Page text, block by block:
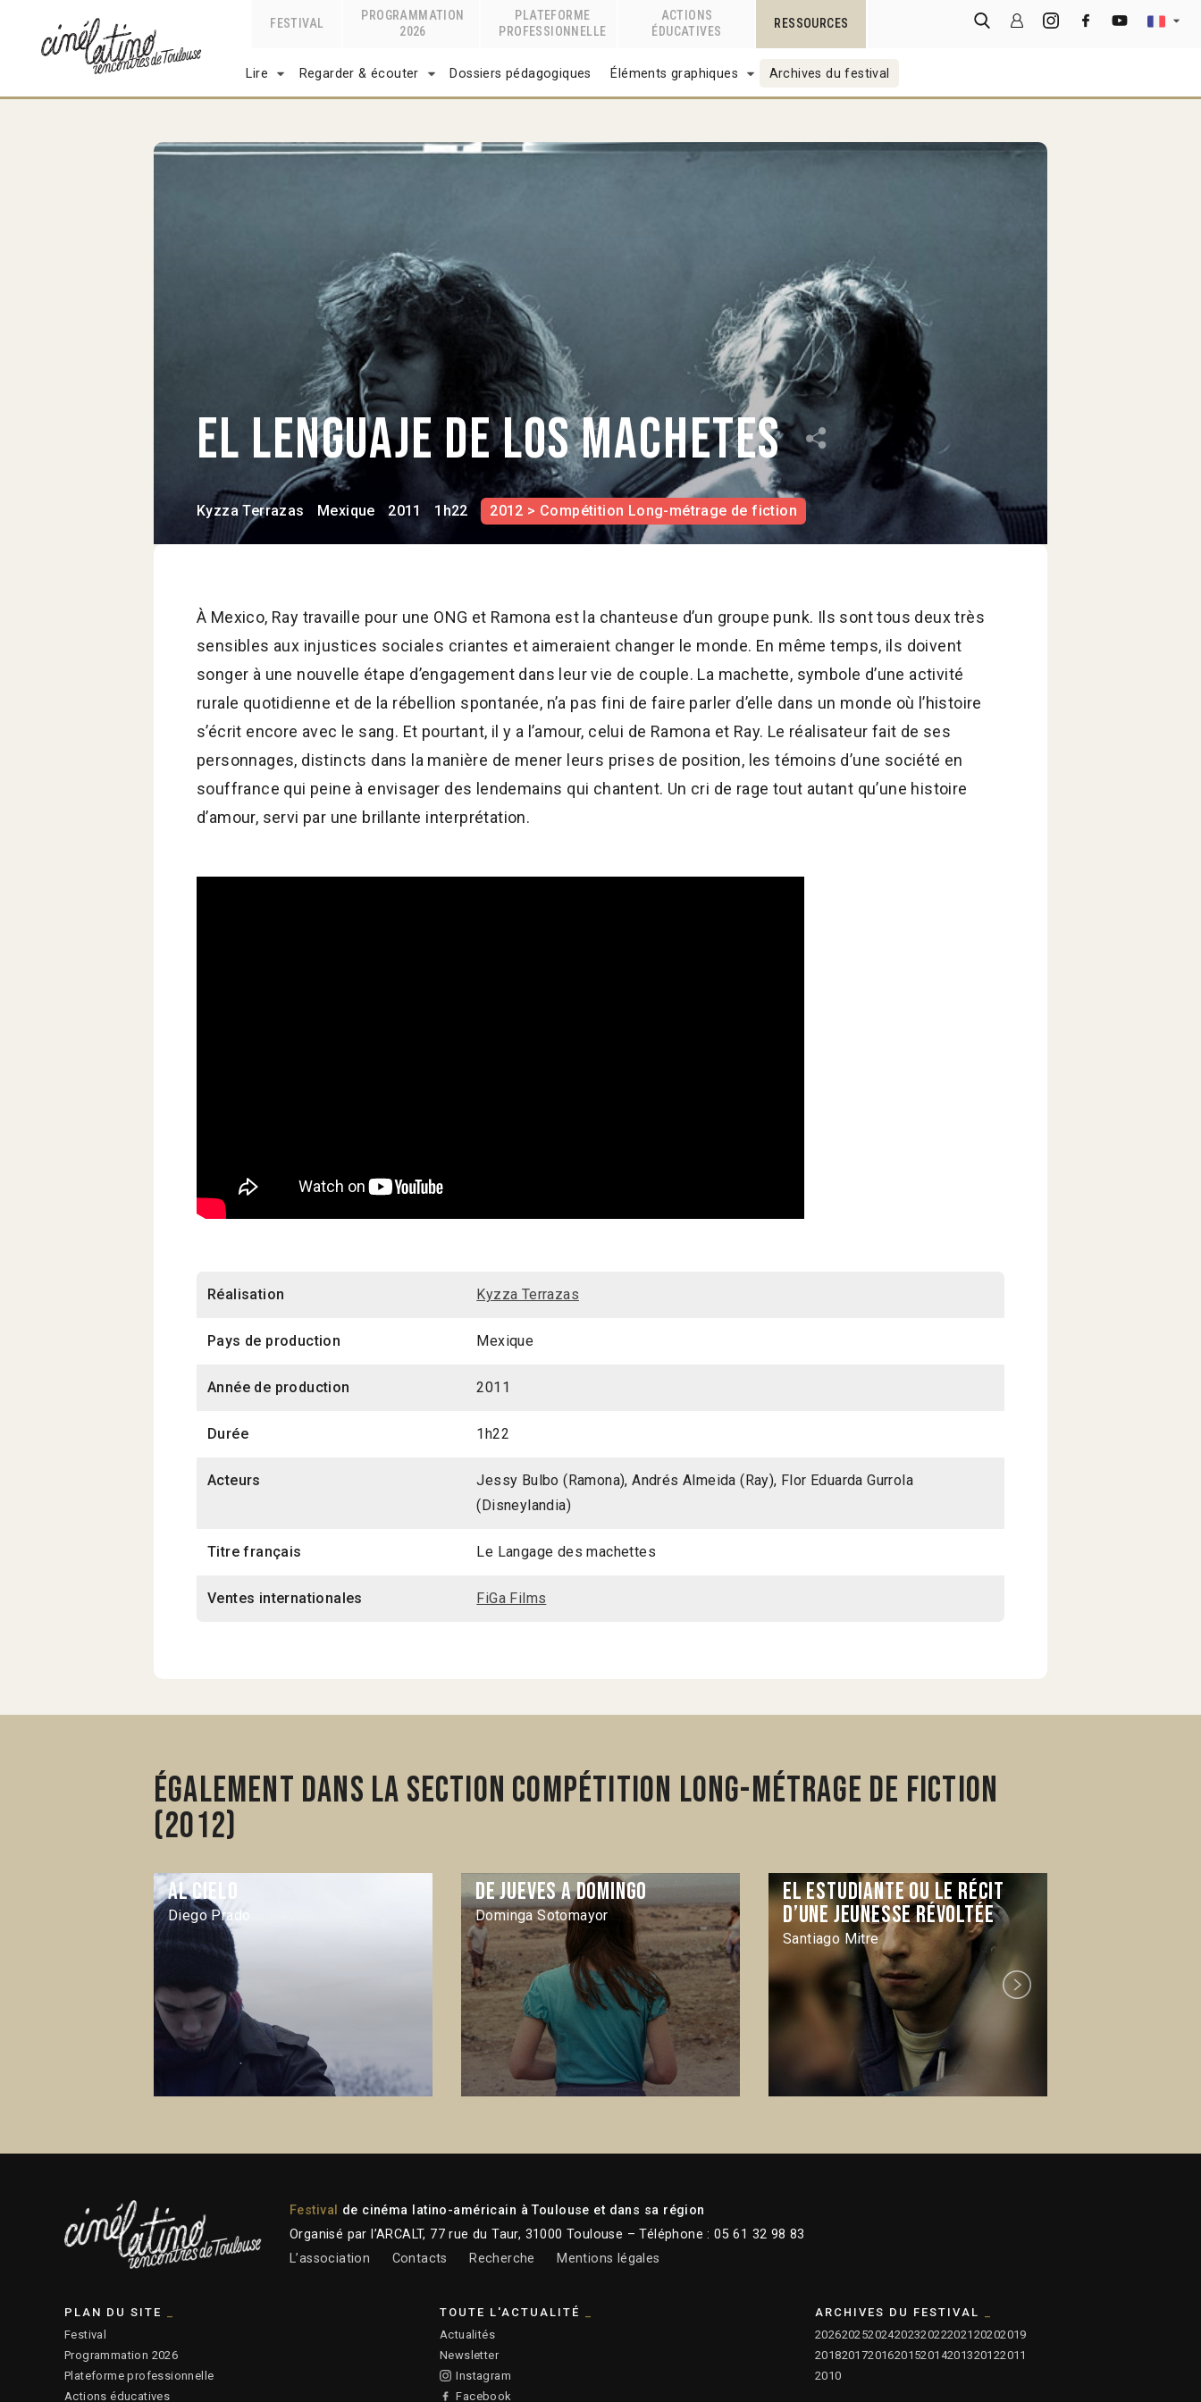
FESTIVAL
PROGRAMMATION
2026
PLATEFORME
PROFESSIONNELLE
ACTIONS
ÉDUCATIVES
RESSOURCES
Lire Regarder & écouter Dossiers pédagogiques Éléments graphiques Archives du festival
El lenguaje de los machetes
Kyzza Terrazas Mexique 2011 1h22 2012 > Compétition Long-métrage de fiction
À Mexico, Ray travaille pour une ONG et Ramona est la chanteuse d’un groupe punk. Ils sont tous deux très
sensibles aux injustices sociales criantes et aimeraient changer le monde. En même temps, ils doivent
songer à une nouvelle étape d’engagement dans leur vie de couple. La machette, symbole d’une activité
rurale quotidienne et de la rébellion spontanée, n’a pas fini de faire parler d’elle dans un monde où l’histoire
s’écrit encore avec le sang. Et pourtant, il y a l’amour, celui de Ramona et Ray. Le réalisateur fait de ses
personnages, distincts dans la manière de mener leurs prises de position, les témoins d’une société en
souffrance qui peine à envisager des lendemains qui chantent. Un cri de rage tout autant qu’une histoire
d’amour, servi par une brillante interprétation.
Réalisation Kyzza Terrazas
Pays de production Mexique
Année de production 2011
Durée 1h22
Acteurs
Jessy Bulbo (Ramona), Andrés Almeida (Ray), Flor Eduarda Gurrola
(Disneylandia)
Titre français Le Langage des machettes
Ventes internationales FiGa Films
Également dans la section Compétition Long-métrage de fiction
(2012)
Al cielo
Diego Prado
De jueves a domingo
Dominga Sotomayor
El estudiante ou le récit
d’une jeunesse révoltée
Santiago Mitre
Next
Festival
de cinéma latino-américain à Toulouse et dans sa région
Organisé par l’ARCALT, 77 rue du Taur, 31000 Toulouse – Téléphone : 05 61 32 98 83
L’association
Contacts Recherche Mentions légales
PLAN DU SITE
Festival
Programmation 2026
Plateforme professionnelle
Actions éducatives
TOUTE L'ACTUALITÉ
Actualités
Newsletter
Instagram
Facebook
ARCHIVES DU FESTIVAL
202620252024202320222021 20202019
20182017201620152014201320122011
2010